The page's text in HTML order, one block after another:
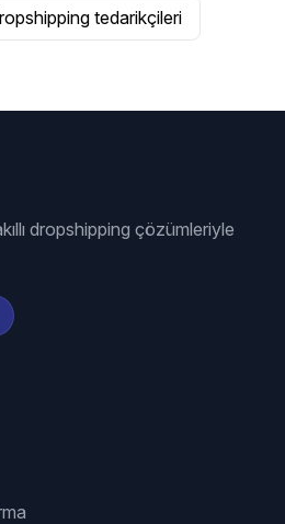
tedarikçileri
dropshipping çözümleriyle